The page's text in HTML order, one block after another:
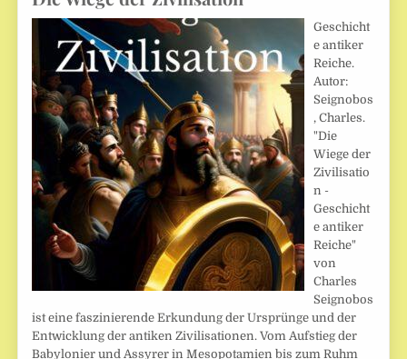
Geschicht
e antiker
Reiche.
Autor:
Seignobos
, Charles.
"Die
Wiege der
Zivilisatio
n -
Geschicht
e antiker
Reiche"
von
Charles
Seignobos
ist eine faszinierende Erkundung der Ursprünge und der
Entwicklung der antiken Zivilisationen. Vom Aufstieg der
Babylonier und Assyrer in Mesopotamien bis zum Ruhm